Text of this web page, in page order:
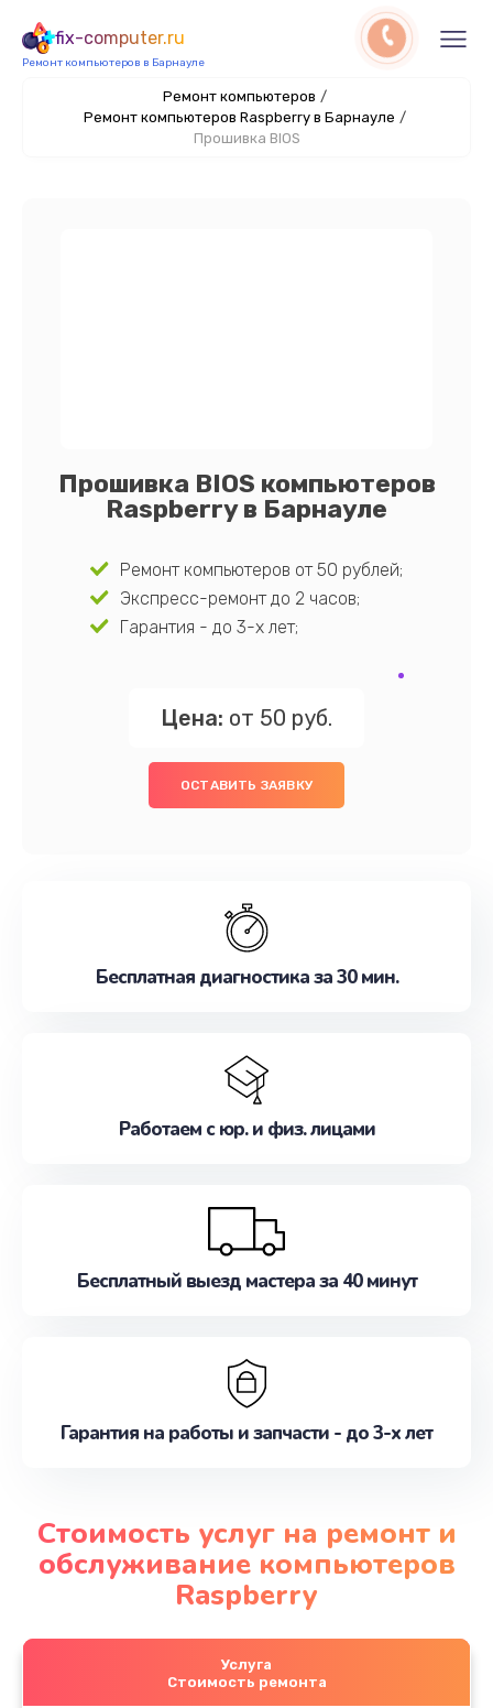
fix-computer.ru
Ремонт компьютеров в Барнауле
Ремонт компьютеров /
Ремонт компьютеров Raspberry в Барнауле /
Прошивка BIOS
Прошивка BIOS компьютеров
Raspberry в Барнауле
Ремонт компьютеров от 50 рублей;
Экспресс-ремонт до 2 часов;
Гарантия - до 3-х лет;
Цена: от 50 руб.
ОСТАВИТЬ ЗАЯВКУ
Бесплатная диагностика за 30 мин.
Работаем с юр. и физ. лицами
Бесплатный выезд мастера за 40 минут
Гарантия на работы и запчасти - до 3-х лет
Стоимость услуг на ремонт и
обслуживание компьютеров
Raspberry
Услуга
Стоимость ремонта